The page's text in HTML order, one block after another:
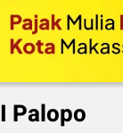
Palopo